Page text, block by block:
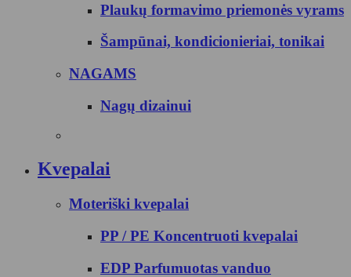
Plaukų formavimo priemonės vyrams
Šampūnai, kondicionieriai, tonikai
NAGAMS
Nagų dizainui
Kvepalai
Moteriški kvepalai
PP / PE Koncentruoti kvepalai
EDP Parfumuotas vanduo